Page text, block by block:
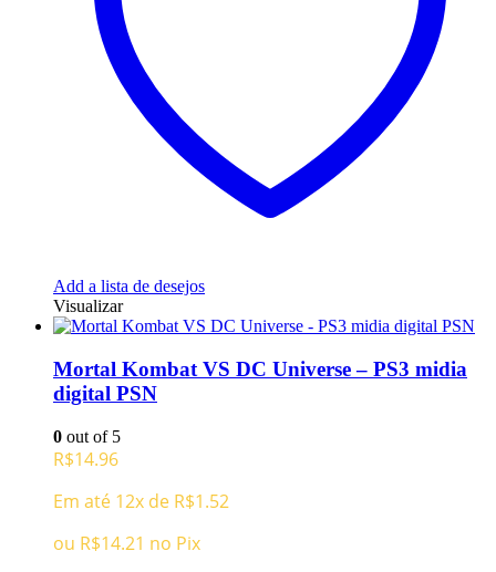
Add a lista de desejos
Visualizar
Mortal Kombat VS DC Universe – PS3 midia
digital PSN
0 out of 5
R$14.96
Em até 12x de R$1.52
ou R$14.21 no Pix